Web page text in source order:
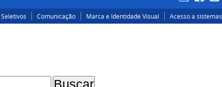
Comunicação Marca e Identidade Visual Acesso a sistemas